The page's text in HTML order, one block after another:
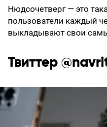
Нюдсочетверг — это
пользователи каждый
выкладывают свои
Твиттер